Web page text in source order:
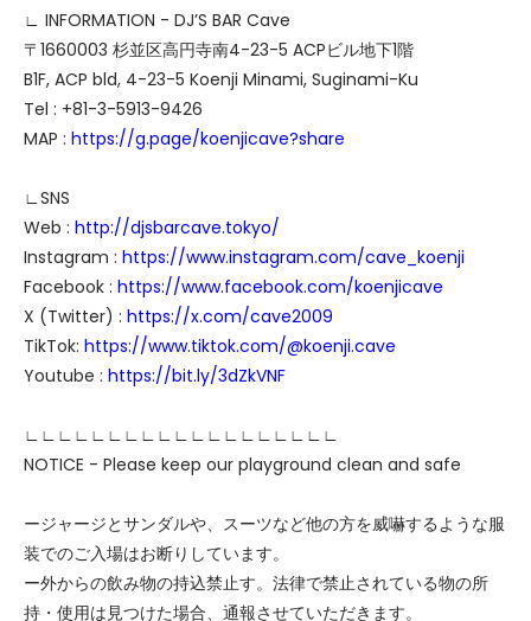
∟ INFORMATION - DJ’S BAR Cave
〒1660003 杉並区高円寺南4-23-5 ACPビル地下1階
B1F, ACP bld, 4-23-5 Koenji Minami, Suginami-Ku
Tel : +81-3-5913-9426
MAP : https://g.page/koenjicave?share
∟SNS
Web : http://djsbarcave.tokyo/
Instagram : https://www.instagram.com/cave_koenji
Facebook : https://www.facebook.com/koenjicave
X (Twitter) : https://x.com/cave2009
TikTok: https://www.tiktok.com/@koenji.cave
Youtube : https://bit.ly/3dZkVNF
∟∟∟∟∟∟∟∟∟∟∟∟∟∟∟∟∟∟∟
NOTICE - Please keep our playground clean and safe
ージャージとサンダルや、スーツなど他の方を威嚇するような服
装でのご入場はお断りしています。
ー外からの飲み物の持込禁止す。法律で禁止されている物の所
持・使用は見つけた場合、通報させていただきます。